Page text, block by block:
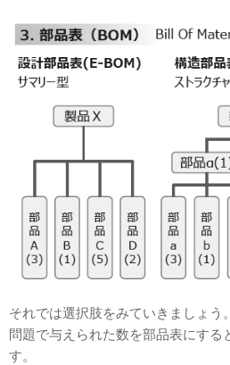
それでは選択肢をみていきましょう。
問題で与えられた数を部品表にする
す。